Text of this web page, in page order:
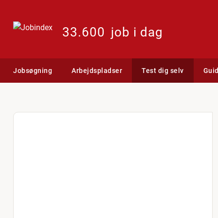
33.600 job i dag
Jobsøgning Arbejdspladser Test dig selv